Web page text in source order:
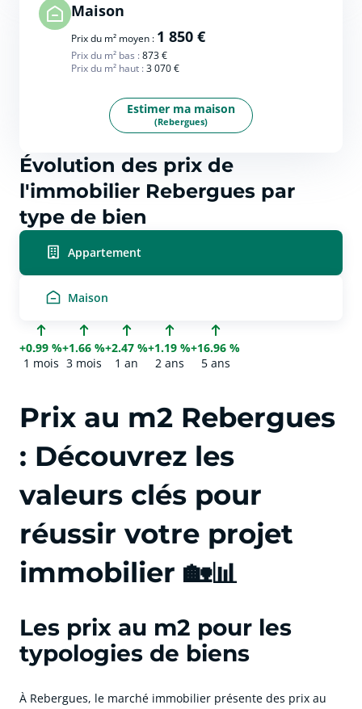
Maison
Prix du m² moyen : 1 850 €
Prix du m² bas :873 €
Prix du m² haut :3 070 €
Estimer ma maison
(Rebergues)
Évolution des prix de
l'immobilier Rebergues par
type de bien
Appartement
Maison
+0.99 %
1 mois
+1.66 %
3 mois
+2.47 %
1 an
+1.19 %
2 ans
+16.96 %
5 ans
Prix au m2 Rebergues
: Découvrez les
valeurs clés pour
réussir votre projet
immobilier 🏡📊
Les prix au m2 pour les
typologies de biens
À Rebergues, le marché immobilier présente des prix au